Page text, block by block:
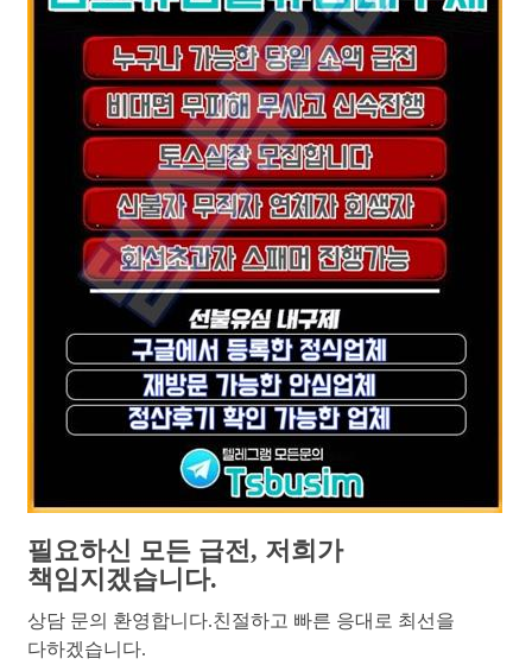
필요하신 모든 급전, 저희가
책임지겠습니다.
상담 문의 환영합니다.친절하고 빠른 응대로 최선을
다하겠습니다.